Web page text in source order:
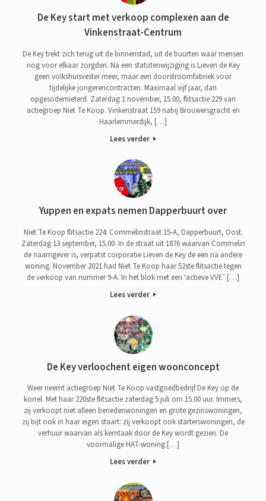
De Key start met verkoop complexen aan de
Vinkenstraat-Centrum
De Key trekt zich terug uit de binnenstad, uit de buurten waar mensen
nog voor elkaar zorgden. Na een statutenwijziging is Lieven de Key
geen volkshuisvester meer, maar een doorstroomfabriek voor
tijdelijke jongerencontracten. Maximaal vijf jaar, dan
opgesodemieterd. Zaterdag 1 november, 15.00, flitsactie 229 van
actiegroep Niet Te Koop. Vinkenstraat 159 nabij Brouwersgracht en
Haarlemmerdijk, […]
Lees verder
Yuppen en expats nemen Dapperbuurt over
Niet Te Koop flitsactie 224: Commelinstraat 15-A, Dapperbuurt, Oost.
Zaterdag 13 september, 15.00. In de straat uit 1876 waarvan Commelin
de naamgever is, verpatst corporatie Lieven de Key de een na andere
woning. November 2021 had Niet Te Koop haar 52ste flitsactie tegen
de verkoop van nummer 9-A. In het blok met een ‘actieve VVE’ […]
Lees verder
De Key verloochent eigen woonconcept
Weer neemt actiegroep Niet Te Koop vastgoedbedrijf De Key op de
korrel. Met haar 220ste flitsactie zaterdag 5 juli om 15.00 uur. Immers,
zij verkoopt niet alleen benedenwoningen en grote gezinswoningen,
zij bijt ook in haar eigen staart: zij verkoopt ook starterswoningen, de
verhuur waarvan als kerntaak door de Key wordt gezien. De
voormalige HAT-woning […]
Lees verder